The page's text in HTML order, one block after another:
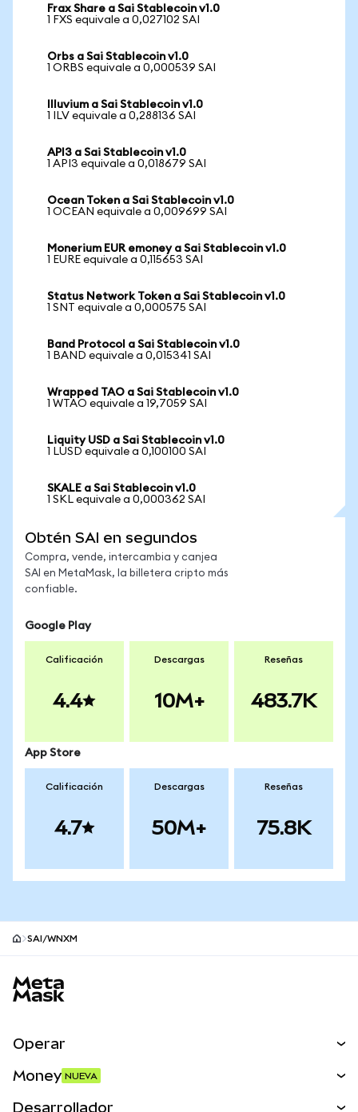
Frax Share a Sai Stablecoin v1.0
1 FXS equivale a 0,027102 SAI
Orbs a Sai Stablecoin v1.0
1 ORBS equivale a 0,000539 SAI
Illuvium a Sai Stablecoin v1.0
1 ILV equivale a 0,288136 SAI
API3 a Sai Stablecoin v1.0
1 API3 equivale a 0,018679 SAI
Ocean Token a Sai Stablecoin v1.0
1 OCEAN equivale a 0,009699 SAI
Monerium EUR emoney a Sai Stablecoin v1.0
1 EURE equivale a 0,115653 SAI
Status Network Token a Sai Stablecoin v1.0
1 SNT equivale a 0,000575 SAI
Band Protocol a Sai Stablecoin v1.0
1 BAND equivale a 0,015341 SAI
Wrapped TAO a Sai Stablecoin v1.0
1 WTAO equivale a 19,7059 SAI
Liquity USD a Sai Stablecoin v1.0
1 LUSD equivale a 0,100100 SAI
SKALE a Sai Stablecoin v1.0
1 SKL equivale a 0,000362 SAI
Obtén SAI en segundos
Compra, vende, intercambia y canjea
SAI en MetaMask, la billetera cripto más
confiable.
Google Play
Calificación
4.4
Descargas
10M+
Reseñas
483.7K
App Store
Calificación
4.7
Descargas
50M+
Reseñas
75.8K
SAI/WNXM
Operar
Money NUEVA
Desarrollador